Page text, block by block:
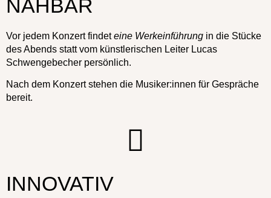
NAHBAR
Vor jedem Konzert findeteine Werkeinführung in die Stücke
des Abends statt vom künstlerischen Leiter Lucas
Schwengebecher persönlich.
Nach dem Konzert stehen die Musiker:innen für Gespräche
bereit.
INNOVATIV